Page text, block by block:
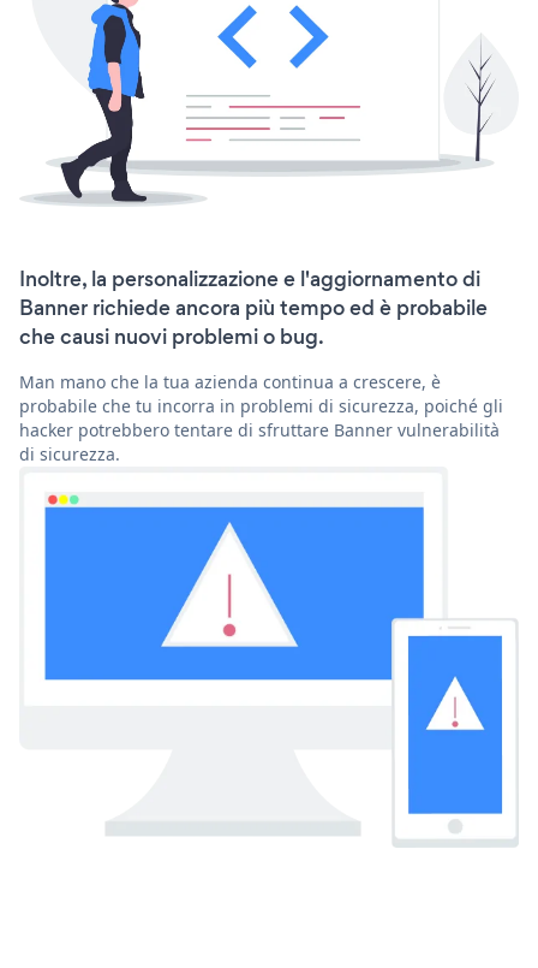
Inoltre, la personalizzazione e l'aggiornamento di
Banner richiede ancora più tempo ed è probabile
che causi nuovi problemi o bug.
Man mano che la tua azienda continua a crescere, è
probabile che tu incorra in problemi di sicurezza, poiché gli
hacker potrebbero tentare di sfruttare Banner vulnerabilità
di sicurezza.